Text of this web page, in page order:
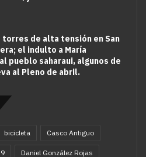
torres de alta tensión en San
el indulto a María
pueblo saharaui, algunos de
al Pleno de abril.
bicicleta Casco Antiguo
Daniel González Rojas